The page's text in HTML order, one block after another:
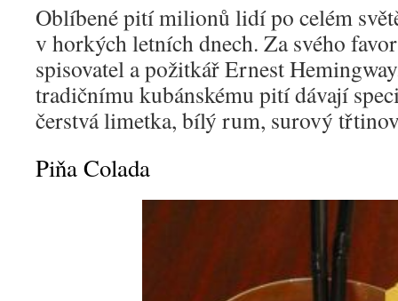
Oblíbené pití milionů lidí po celém
v horkých letních dnech. Za svého
spisovatel a požitkář Ernest
tradičnímu kubánskému pití dávají
čerstvá limetka, bílý rum, surový
Piňa Colada